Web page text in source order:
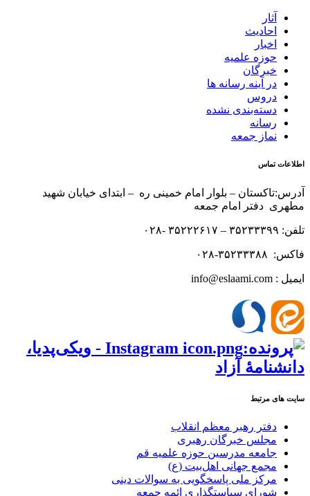
آثار
احادیث
اخبار
حوزه علمیه
خبرگان
در آینه رسانه ها
دروس
دسته‌بندی نشده
رسانه
نماز جمعه
اطلاعات تماس
آدرس:تاکستان – بلوار امام خمینی ره – ابتدای خیابان شهید
مطهری دفتر امام جمعه
تلفن: ۳۵۲۳۳۳۹۹ – ۳۵۲۲۲۶۱۷ -۰۲۸
فاکس: ۳۵۲۳۳۳۸۸-۰۲۸
ایمیل : info@eslaami.com
سایت های مرتبط
دفتر رهبر معظم انقلاب
مجلس خبرگان رهبری
جامعه مدرسین حوزه علمیه قم
مجمع جهانی اهل‌بیت (ع)
مرکز ملی پاسخگویی به سوالات دینی
شورای سیاستگذاری ائمه جمعه